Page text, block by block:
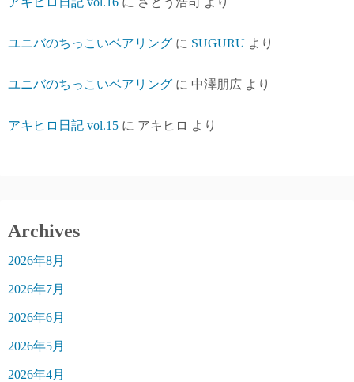
ユニバのちっこいベアリング に SUGURU より
ユニバのちっこいベアリング に 中澤朋広 より
アキヒロ日記 vol.15 に アキヒロ より
Archives
2026年8月
2026年7月
2026年6月
2026年5月
2026年4月